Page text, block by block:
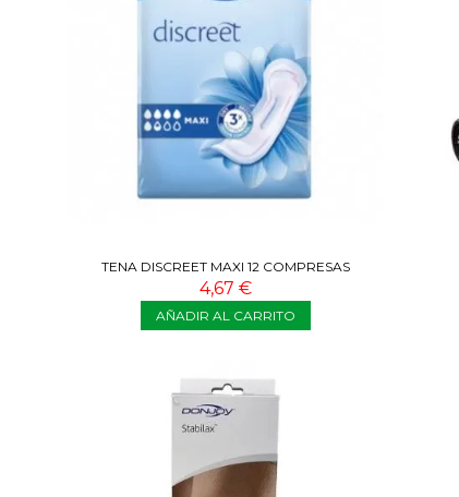
TENA DISCREET MAXI 12 COMPRESAS
4,67 €
AÑADIR AL CARRITO